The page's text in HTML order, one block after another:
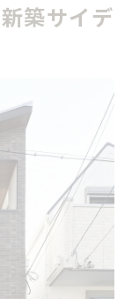
築サイデ